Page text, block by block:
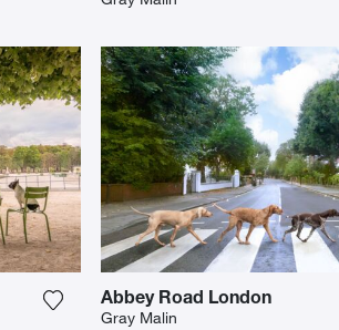
hinzu Fügen Sie das Foto meiner
Abbey Road London
Gray Malin